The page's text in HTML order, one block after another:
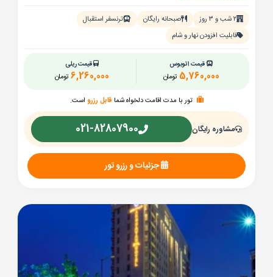
۲ شب و ۳ روز صبحانه رایگان
ترنسفر استقبال
قابلیت افزودن نهار و شام
قیمت اتوبوس
تومان 5,760,000
قیمت ریلی
تومان 6,260,000
تور با مدت اقامت دلخواه شما قابل رزرو است.
مشاوره رایگان 021-82807900
جزئیات و رزرو تور